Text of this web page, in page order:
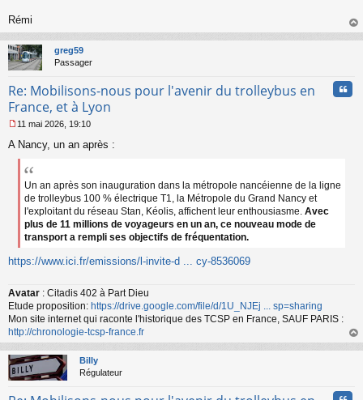
o
l
u
Rémi
au
greg59
Passager
Re: Mobilisons-nous pour l'avenir du trolleybus en
France, et à Lyon
e
s
u
11 mai 2026, 19:10
A Nancy, un an après :
Un an après son inauguration dans la métropole nancéienne de la ligne
de trolleybus 100 % électrique T1, la Métropole du Grand Nancy et
l'exploitant du réseau Stan, Kéolis, affichent leur enthousiasme. Avec
plus de 11 millions de voyageurs en un an, ce nouveau mode de
transport a rempli ses objectifs de fréquentation.
https://www.ici.fr/emissions/l-invite-d ... cy-8536069
Avatar : Citadis 402 à Part Dieu
Etude proposition: https://drive.google.com/file/d/1U_NJEj ... sp=sharing
Mon site internet qui raconte l'historique des TCSP en France, SAUF PARIS :
http://chronologie-tcsp-france.fr
au
Billy
Régulateur